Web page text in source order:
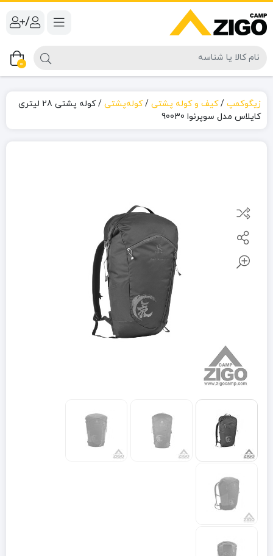
/
0
زیگوکمپ /کیف و کوله پشتی /کوله‌پشتی /
کوله پشتی 28 لیتری
کایلاس مدل سوپرنوا 90030